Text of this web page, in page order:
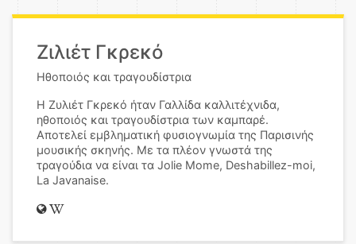
Ζιλιέτ Γκρεκό
Ηθοποιός και τραγουδίστρια
Η Ζυλιέτ Γκρεκό ήταν Γαλλίδα καλλιτέχνιδα,
ηθοποιός και τραγουδίστρια των καμπαρέ.
Αποτελεί εμβληματική φυσιογνωμία της Παρισινής
μουσικής σκηνής. Με τα πλέον γνωστά της
τραγούδια να είναι τα Jolie Mome, Deshabillez-moi,
La Javanaise.